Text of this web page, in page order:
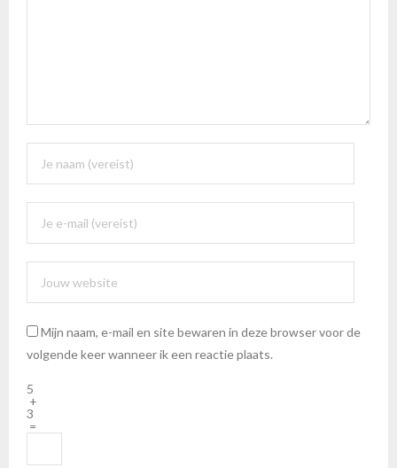
Mijn naam, e-mail en site bewaren in deze browser voor de
volgende keer wanneer ik een reactie plaats.
5
+
3
=